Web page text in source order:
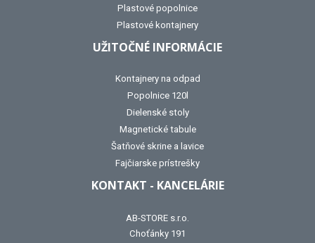
Plastové popolnice
Plastové kontajnery
UŽITOČNÉ INFORMÁCIE
Kontajnery na odpad
Popolnice 120l
Dielenské stoly
Magnetické tabule
Šatňové skrine a lavice
Fajčiarske prístrešky
KONTAKT - KANCELÁRIE
AB-STORE s.r.o.
Choťánky 191